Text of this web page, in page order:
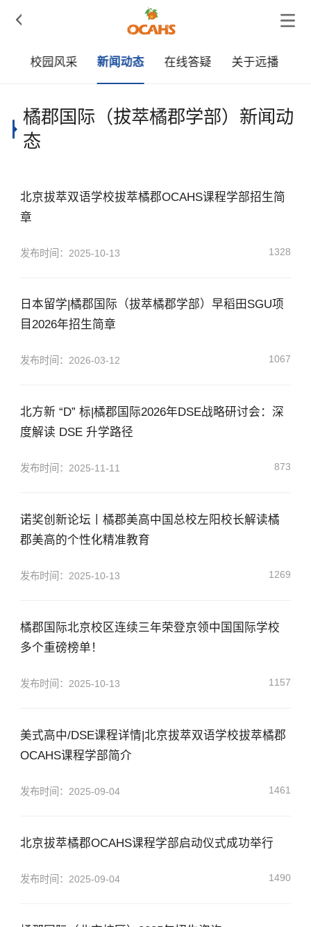

校园风采 新闻动态 在线答疑 关于远播
橘郡国际（拔萃橘郡学部）新闻动
态
北京拔萃双语学校拔萃橘郡OCAHS课程学部招生简
章
1328
发布时间：2025-10-13
日本留学|橘郡国际（拔萃橘郡学部）早稻田SGU项
目2026年招生简章
1067
发布时间：2026-03-12
北方新 “D” 标|橘郡国际2026年DSE战略研讨会：深
度解读 DSE 升学路径
873
发布时间：2025-11-11
诺奖创新论坛丨橘郡美高中国总校左阳校长解读橘
郡美高的个性化精准教育
1269
发布时间：2025-10-13
橘郡国际北京校区连续三年荣登京领中国国际学校
多个重磅榜单！
1157
发布时间：2025-10-13
美式高中/DSE课程详情|北京拔萃双语学校拔萃橘郡
OCAHS课程学部简介
1461
发布时间：2025-09-04
北京拔萃橘郡OCAHS课程学部启动仪式成功举行
1490
发布时间：2025-09-04